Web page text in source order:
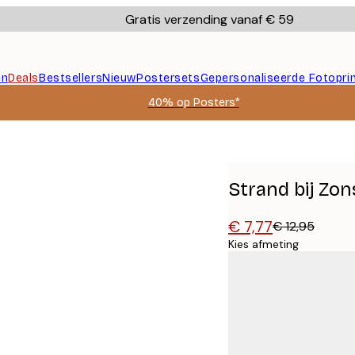
Gratis verzending vanaf € 59
DealsBestsellersNieuwPostersetsGepersonaliseerde
40% op Posters*
Strand bij
€ 7,77€ 12,95
Kies afmeting